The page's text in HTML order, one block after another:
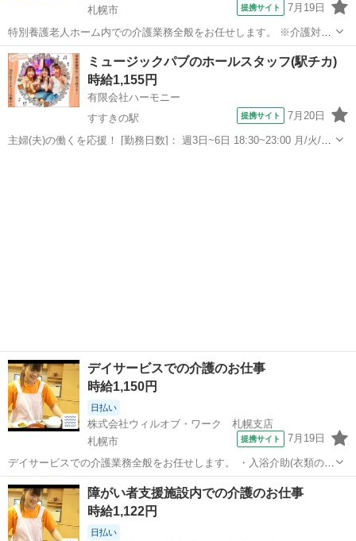
札幌市
提携サイト 7月19日
特別養護老人ホーム内での介護業務全般をお任せします。 ※介護対象
は要介護3以上の高齢者となります。 ・入浴介助(衣類の着脱補助、洗
髪、洗顔、体洗い補助など) ・食事介助(食事摂取のサポート、声掛
け、見守り、配膳など) ・排泄...
北海道 札幌市
ミュージックパブのホールスタッフ(駅チカ)
時給1,155円
有限会社ハーモニー
すすきの駅
提携サイト 7月20日
主婦(夫)の働くを応援！ [勤務日数]： 週3日~6日 18:30~23:00 月/火/水/
デイサービスでの介護のお仕事
時給1,150円
日払い
株式会社ウィルオブ・ワーク 札幌支店
札幌市
提携サイト 7月19日
デイサービスでの介護業務全般をお任せします。 ・入浴介助(衣類の着
脱補助、洗髪、洗顔、体洗い補助など) ・食事介助(食事摂取のサポー
ト、声掛け、見守り、配膳など) ・排泄介助(トイレへの誘導、見守
り、おむつ交換など) ・環...
北海道 札幌市 その他
障がい者支援施設内での介護のお仕事
時給1,122円
日払い